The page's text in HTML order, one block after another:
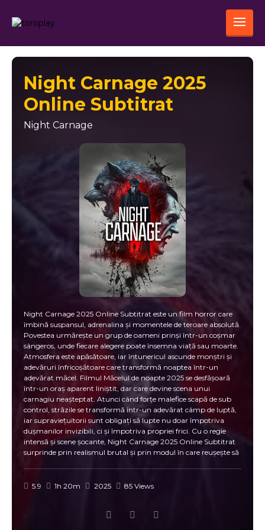
Night Carnage 2025
Online Subtitrat
Night Carnage
Night Carnage 2025 Online Subtitrat este un film horror care
îmbină suspansul, adrenalina și momentele de teroare absolută.
Povestea urmărește un grup de oameni prinși într-un coșmar
sângeros, unde fiecare alegere poate însemna viață sau moarte.
Atmosfera este apăsătoare, iar întunericul ascunde monștri și
adevăruri înfricoșătoare care transformă noaptea într-un
adevărat măcel. Filmul Măcelul de noapte 2025 se desfășoară
într-un oraș aparent liniștit, dar care devine scena unui
carnagiu neașteptat. Atunci când forțe malefice scapă de sub
control, străzile se transformă într-un adevărat câmp de luptă,
iar supraviețuitorii sunt obligați să lupte nu doar împotriva
dușmanilor invizibili, ci și împotriva propriei frici. Cu o regie
intensă și scene șocante, Night Carnage 2025 Online Subtitrat
surprinde prin realismul brutal și prin modul în care reușește să
de disperare, fiecare secundă de panică și fiecare încercare de a
care explorează limitele rezistenței umane în fața haosului
5.9 1h 20m 2025 85 Views